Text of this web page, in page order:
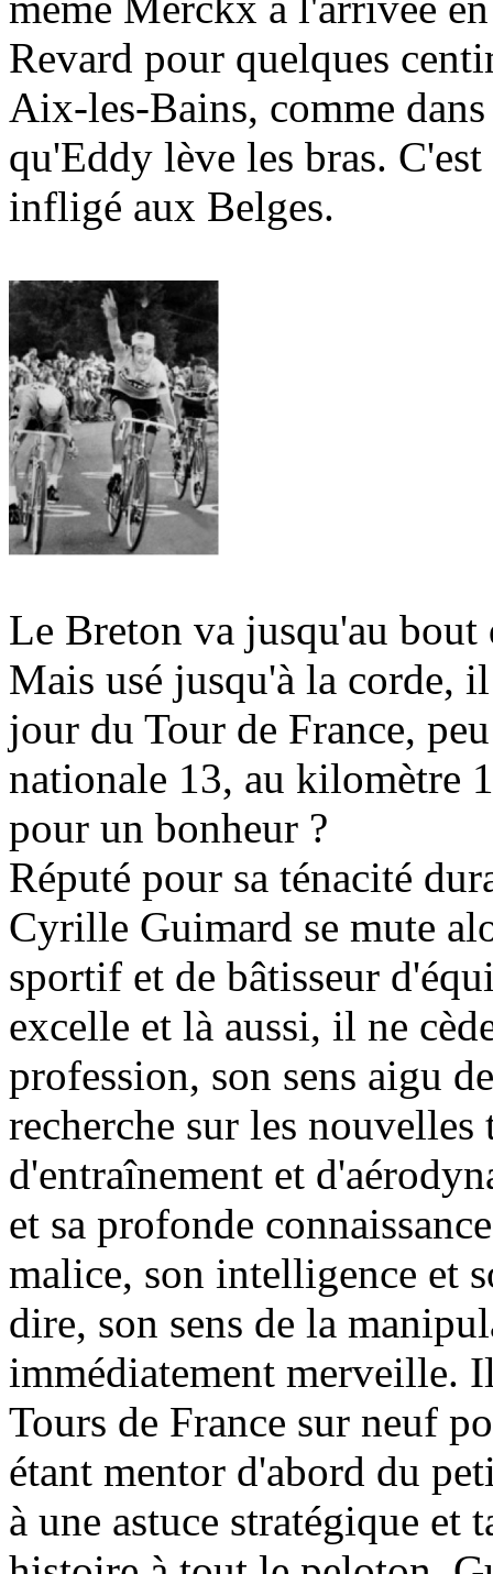
Revard pour quelques
Aix-les-Bains, comme
qu'Eddy lève les bras.
infligé aux Belges.
Le Breton va jusqu'au
Mais usé jusqu'à la corde,
jour du Tour de France,
nationale 13, au kilomètre
pour un bonheur ?
Réputé pour sa ténacité
Cyrille Guimard se mute
sportif et de bâtisseur
excelle et là aussi, il ne
profession, son sens aigu
recherche sur les
d'entraînement et
et sa profonde
malice, son intelligence et
dire, son sens de la
immédiatement merveille.
Tours de France sur neuf
étant mentor d'abord du
à une astuce stratégique et